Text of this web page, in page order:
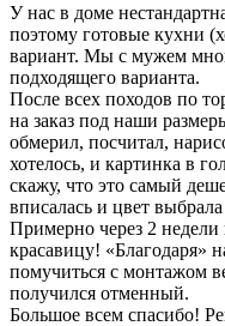
У нас в доме
поэтому готовые кухни
вариант. Мы с мужем
подходящего варианта.
После всех походов по
на заказ под наши
обмерил, посчитал,
хотелось, и картинка в
скажу, что это самый
вписалась и цвет
Примерно через 2
красавицу!
помучиться с монтажом
получился отменный.
Большое всем спасибо!